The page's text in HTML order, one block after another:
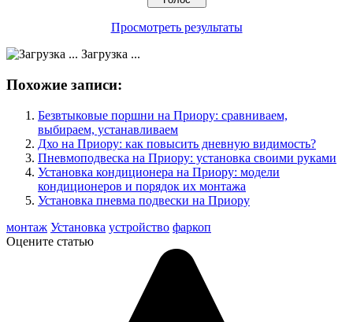
Просмотреть результаты
Загрузка ...
Похожие записи:
Безвтыковые поршни на Приору: сравниваем,
выбираем, устанавливаем
Дхо на Приору: как повысить дневную видимость?
Пневмоподвеска на Приору: установка своими руками
Установка кондиционера на Приору: модели
кондиционеров и порядок их монтажа
Установка пневма подвески на Приору
монтаж Установка устройство фаркоп
Оцените статью